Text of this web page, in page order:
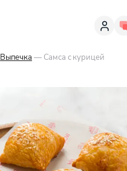
Выпечка — Самса с курицей